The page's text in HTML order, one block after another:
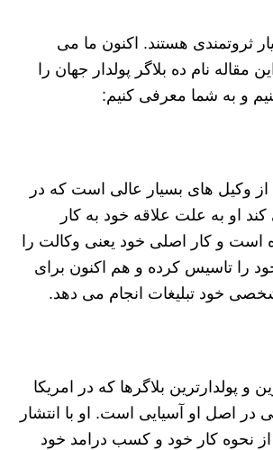
ثروتمندی هستند. اکنون ما می
مقاله نام ده بلاگر پولدار جهان را
و به شما معرفی کنیم:
از وکیل های بسیار عالی است که در
او به علت علاقه خود به کار
است و کار اصلی خود یعنی وکالت را
را تاسیس کرده و هم اکنون برای
خود تبلیغات انجام می دهد.
و پولدارترین بلاگرها که در امریکا
در اصل او آسیایی است. او با انتشار
از نحوه کار خود و کسب درامد خود